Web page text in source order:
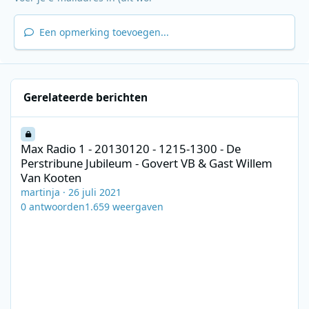
Een opmerking toevoegen...
Gerelateerde berichten
Max Radio 1 - 20130120 - 1215-1300 - De
Perstribune Jubileum - Govert VB & Gast Willem
Van Kooten
martinja · 26 juli 2021
0 antwoorden1.659 weergaven